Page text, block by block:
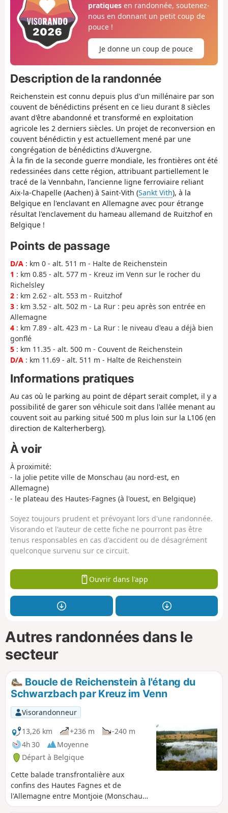
pratiquesen randonnée, soutenez-
nous en donnant un petit coup de
pouce !
Je donne un coup de pouce
Description de la randonnée
Reichenstein est connu depuis plus d'un millénaire par son
couvent de bénédictins présent en ce lieu durant 8 siècles
avant d'être abandonné et transformé en exploitation
agricole les 2 derniers siècles. Un projet de reconversion en
couvent bénédictin y est actuellement mené par une
congrégation de bénédictins d'Auvergne.
À la fin de la seconde guerre mondiale, les frontières ont été
redessinées dans cette région, attribuant partiellement le
tracé de la Vennbahn, l'ancienne ligne ferroviaire reliant
Aix-la-Chapelle (Aachen) à Saint-Vith (Sankt Vith), à la
Belgique en l'enclavant en Allemagne avec pour étrange
résultat l'enclavement du hameau allemand de Ruitzhof en
Belgique !
Points de passage
D/A : km 0 - alt. 511 m - Halte de Reichenstein
1 : km 0.85 - alt. 577 m - Kreuz im Venn sur le rocher du
Richelsley
2 : km 2.62 - alt. 553 m - Ruitzhof
3 : km 3.52 - alt. 502 m - La Rur : peu après son entrée en
Allemagne
4 : km 7.89 - alt. 423 m - La Rur : le niveau d'eau a déjà bien
gonflé
5 : km 11.35 - alt. 500 m - Couvent de Reichenstein
D/A : km 11.69 - alt. 511 m - Halte de Reichenstein
Informations pratiques
Au cas où le parking au point de départ serait complet, il y a
possibilité de garer son véhicule soit dans l'allée menant au
couvent soit au parking situé 500 m plus loin sur la L106 (en
direction de Kalterherberg).
À voir
À proximité:
- la jolie petite ville de Monschau (au nord-est, en
Allemagne)
- le plateau des Hautes-Fagnes (à l'ouest, en Belgique)
Soyez toujours prudent et prévoyant lors d'une randonnée.
Visorando et l'auteur de cette fiche ne pourront pas être
tenus responsables en cas d'accident ou de désagrément
quelconque survenu sur ce circuit.
Ouvrir dans l'app
Autres randonnées dans le
secteur
Boucle de Reichenstein à l'étang du
Schwarzbach par Kreuz im Venn
Visorandonneur
13,26 km
+236 m
-240 m
4h 30
Moyenne
Départ à Belgique
Cette balade transfrontalière aux
confins des Hautes Fagnes et de
l'Allemagne entre Montjoie (Monschau)
et Sourbrodt (Waimes) démarre sur le